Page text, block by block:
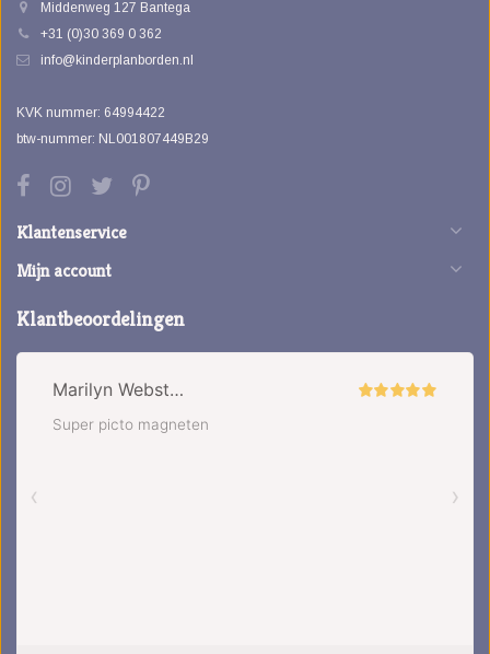
Middenweg 127 Bantega
+31 (0)30 369 0 362
info@kinderplanborden.nl
KVK nummer: 64994422
btw-nummer: NL001807449B29
Klantenservice
Mijn account
Klantbeoordelingen